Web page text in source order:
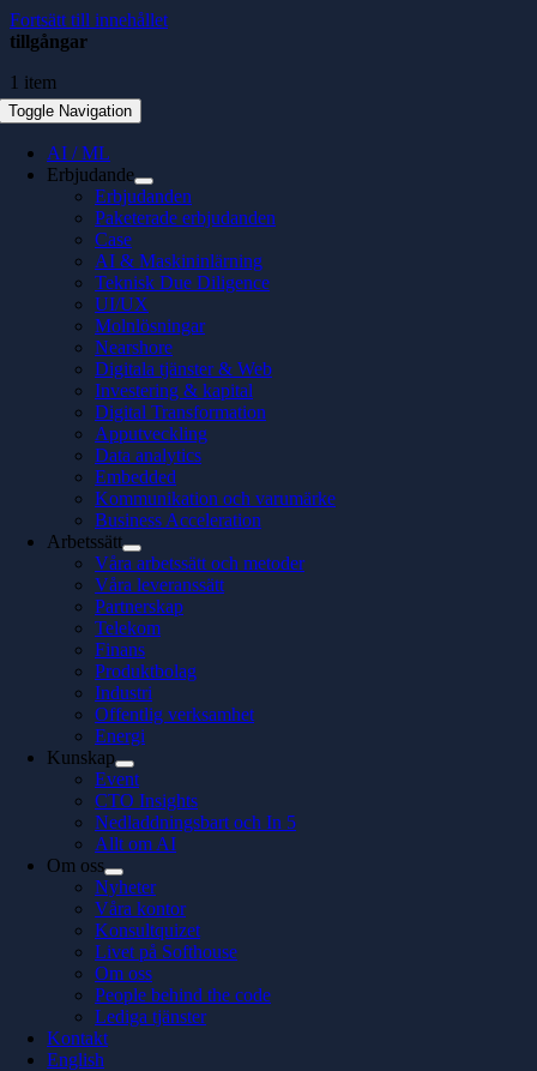
Fortsätt till innehållet
Toggle Navigation
AI / ML
Erbjudande
Erbjudanden
Paketerade erbjudanden
Case
AI & Maskininlärning
Teknisk Due Diligence
UI/UX
Molnlösningar
Nearshore
Digitala tjänster & Web
Investering & kapital
Digital Transformation
Apputveckling
Data analytics
Embedded
Kommunikation och varumärke
Business Acceleration
Arbetssätt
Våra arbetssätt och metoder
Våra leveranssätt
Partnerskap
Telekom
Finans
Produktbolag
Industri
Offentlig verksamhet
Energi
Kunskap
Event
CTO Insights
Nedladdningsbart och In 5
Allt om AI
Om oss
Nyheter
Våra kontor
Konsultquizet
Livet på Softhouse
Om oss
People behind the code
Lediga tjänster
Kontakt
English
tillgångar
1 item